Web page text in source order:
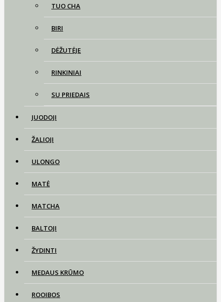
TUO CHA
BIRI
DĖŽUTĖJE
RINKINIAI
SU PRIEDAIS
JUODOJI
ŽALIOJI
ULONGO
MATĖ
MATCHA
BALTOJI
ŽYDINTI
MEDAUS KRŪMO
ROOIBOS